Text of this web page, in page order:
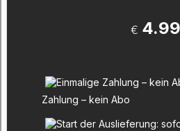
€ 4.99
Zahlung – kein Abo